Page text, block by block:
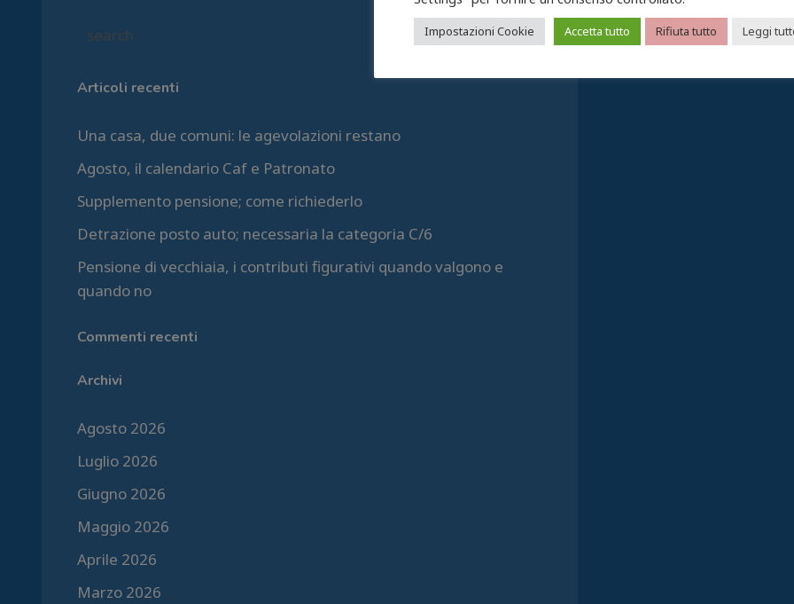
Articoli recenti
Una casa, due comuni: le agevolazioni restano
Agosto, il calendario Caf e Patronato
Supplemento pensione; come richiederlo
Detrazione posto auto; necessaria la categoria C/6
Pensione di vecchiaia, i contributi figurativi quando valgono e
quando no
Commenti recenti
Archivi
Agosto 2026
Luglio 2026
Giugno 2026
Maggio 2026
Aprile 2026
Marzo 2026
CONVENZIONI
CONTATTACI
Impostazioni Cookie Accetta tutto Rifiuta tutto Leggi